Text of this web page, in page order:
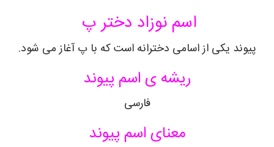
اسم نوزاد دختر پ
پیوند یکی از اسامی دخترانه است که با پ آغاز می شود.
ریشه ی اسم پیوند
فارسی
معنای اسم پیوند